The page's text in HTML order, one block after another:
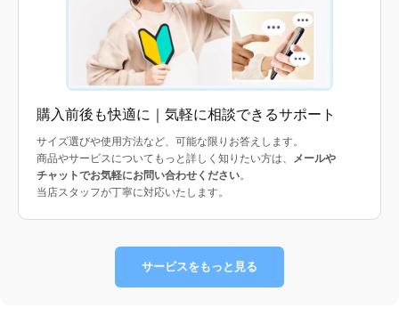
購入前後も快適に｜気軽に相談できるサポート
サイズ選びや使用方法など、可能な限りお答えします。
商品やサービスについてもっと詳しく知りたい方は、
メールや
チャットでお気軽にお問い合わせください。
当店スタッフが丁寧に対応いたします。
サービスをもっと見る